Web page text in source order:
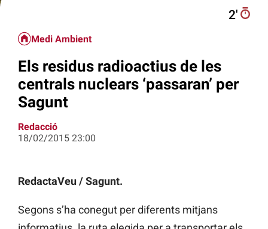
2′
Medi Ambient
Els residus radioactius de les
centrals nuclears ‘passaran’ per
Sagunt
Redacció
18/02/2015 23:00
RedactaVeu / Sagunt.
Segons s’ha conegut per diferents mitjans